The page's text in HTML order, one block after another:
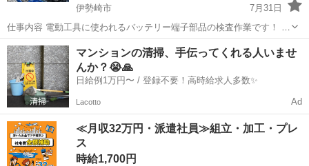
伊勢崎市
7月31日
仕事内容 電動工具に使われるバッテリー端子部品の検査作業です！ 端
子部分に曲がりやキズがないか、接続部分にズレがないかを確認しま
す！ 一部、専用機器を使った通電チェックを行う工程もあります！ 小
型部品が中心で、重...
群馬 伊勢崎市 時給
マンションの清掃、手伝ってくれる人いませ
んか？😭🙏
日給例1万円〜 / 登録不要！高時給求人多数✨
Lacotto Ad
≪月収32万円・派遣社員≫組立・加工・プレ
ス
時給1,700円